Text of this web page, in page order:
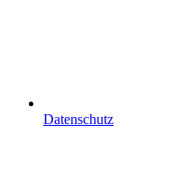
Datenschutz